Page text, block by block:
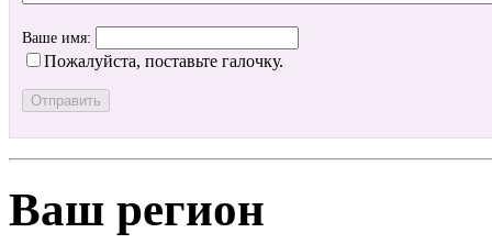
Ваше имя:
Пожалуйста, поставьте галочку.
Ваш регион